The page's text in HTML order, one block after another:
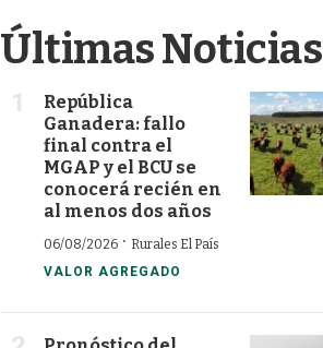
Últimas Noticias
República
Ganadera: fallo
final contra el
MGAP y el BCU se
conocerá recién en
al menos dos años
06/08/2026 · Rurales El País
VALOR AGREGADO